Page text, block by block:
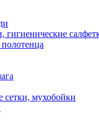
гигиенические
мухобойки